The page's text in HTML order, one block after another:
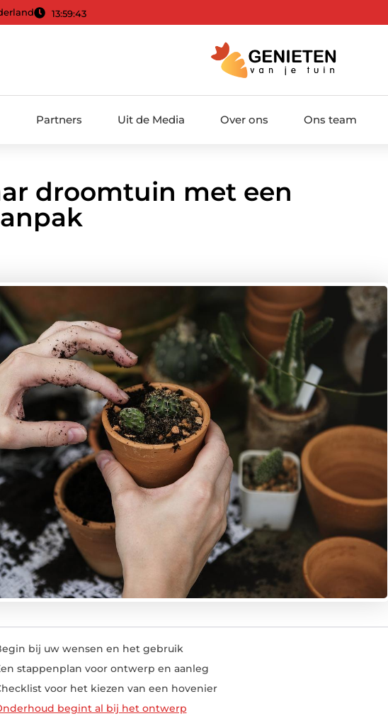
13:59:44
Partners Uit de Media Over ons Ons team
droomtuin met een
bij uw wensen en het gebruik
stappenplan voor ontwerp en aanleg
voor het kiezen van een hovenier
begint al bij het ontwerp